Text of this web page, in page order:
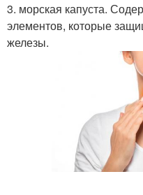
3. морская капуста.
элементов, которые
железы.